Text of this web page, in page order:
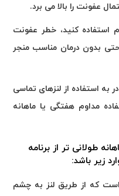
عفونت را بالا می برد.
استفاده کنید، خطر عفونت
بدون درمان مناسب منجر
به استفاده از لنزهای تماسی
مداوم هفتگی یا ماهانه
طولانی تر از برنامه
زیر باشد:
که از طریق لنز به چشم